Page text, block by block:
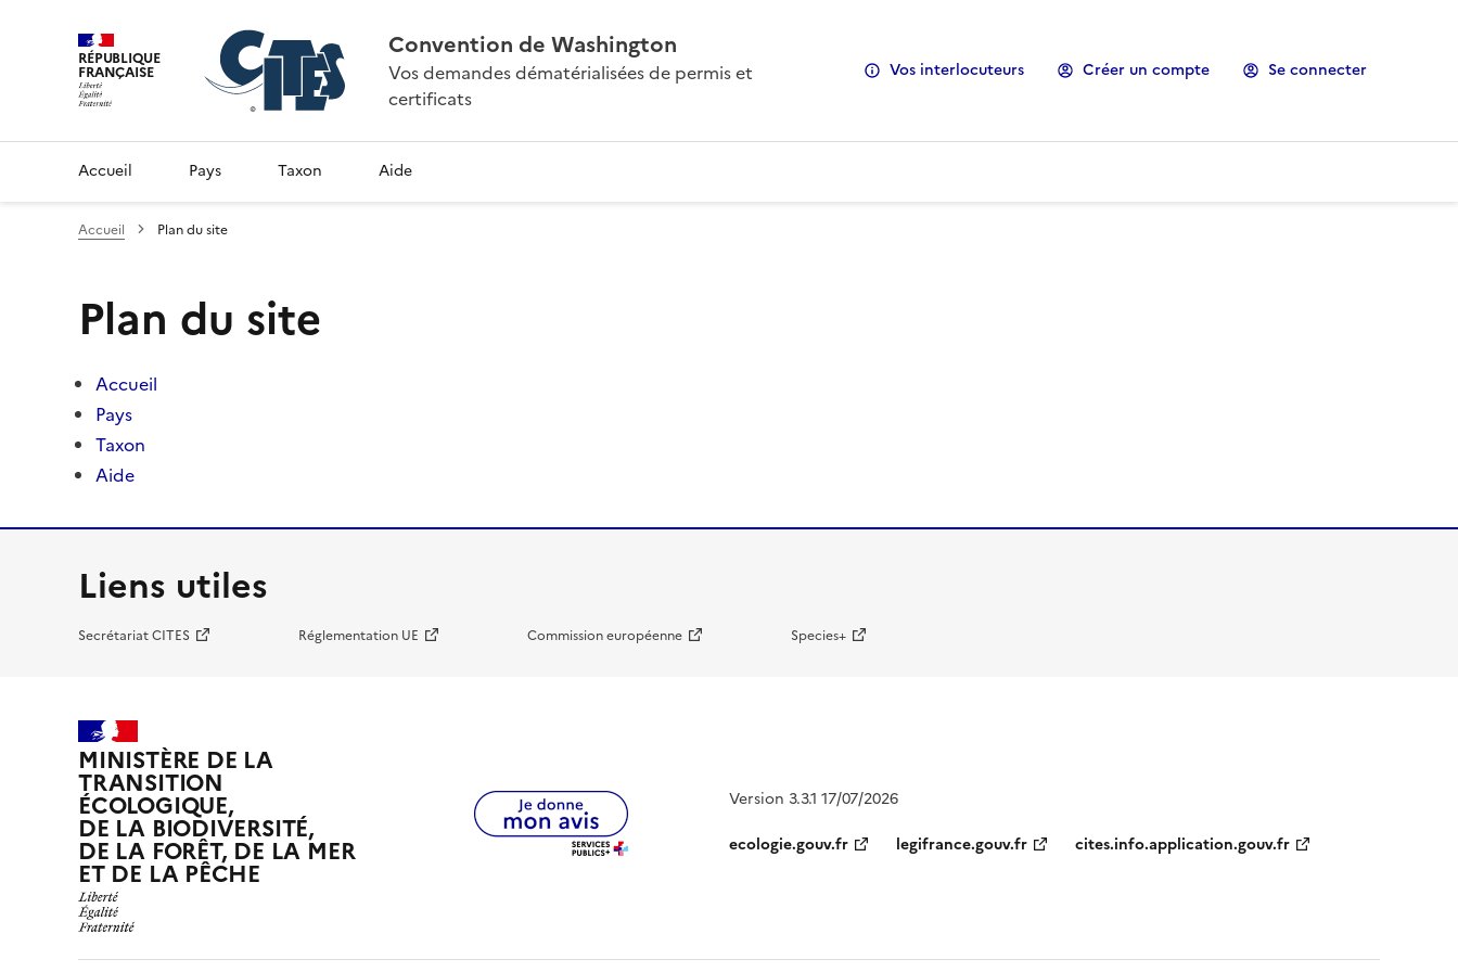
RÉPUBLIQUE
FRANÇAISE
Convention de Washington
Vos demandes dématérialisées de permis et
certificats
Vos interlocuteurs Créer un compte Se connecter
Accueil Pays Taxon Aide
Accueil Plan du site
Plan du site
Accueil
Pays
Taxon
Aide
Liens utiles
Secrétariat CITES Réglementation UE Commission européenne Species+
MINISTÈRE DE LA
TRANSITION
ÉCOLOGIQUE,
DE LA BIODIVERSITÉ,
DE LA FORÊT, DE LA MER
ET DE LA PÊCHE
Version 3.3.1 17/07/2026
ecologie.gouv.fr
legifrance.gouv.fr cites.info.application.gouv.fr